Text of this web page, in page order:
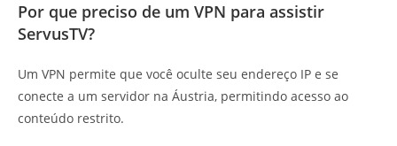
Por que preciso de um VPN para assistir
ServusTV?
Um VPN permite que você oculte seu endereço IP e se
conecte a um servidor na Áustria, permitindo acesso ao
conteúdo restrito.